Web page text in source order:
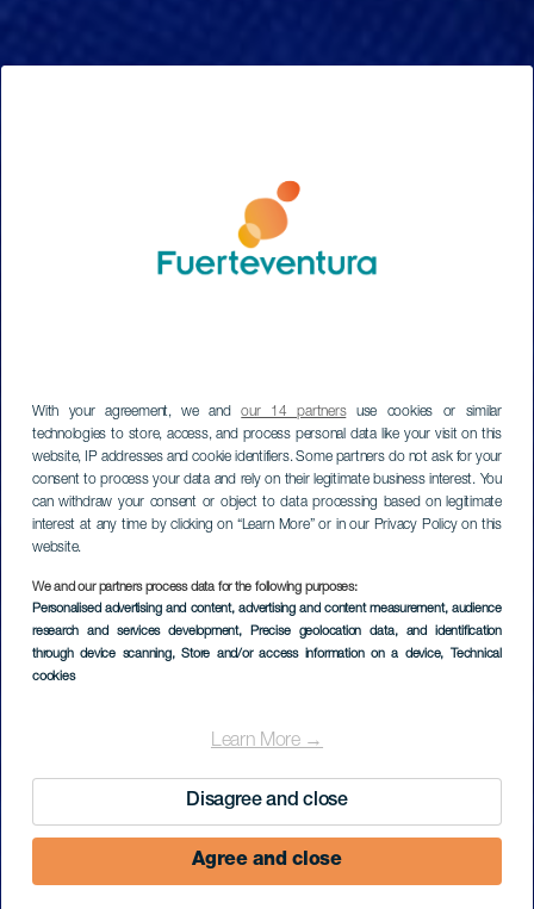
With your agreement, we andour 14 partnersuse cookies or similar
technologies to store, access, and process personal data like your visit on this
website, IP addresses and cookie identifiers. Some partners do not ask for your
consent to process your data and rely on their legitimate business interest. You
can withdraw your consent or object to data processing based on legitimate
interest at any time by clicking on “Learn More” or in our Privacy Policy on this
website.
We and our partners process data for the following purposes:
Personalised advertising and content, advertising and content measurement, audience
research and services development, Precise geolocation data, and identification
through device scanning, Store and/or access information on a device, Technical
cookies
Learn More →
Disagree and close
Agree and close